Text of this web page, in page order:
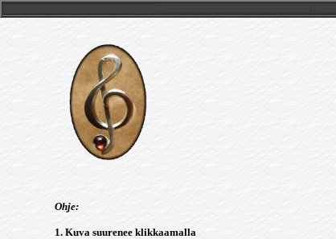
Ohje:
1. Kuva suurenee klikkaamalla